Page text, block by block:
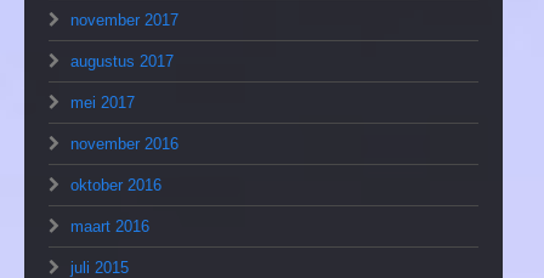
november 2017
augustus 2017
mei 2017
november 2016
oktober 2016
maart 2016
juli 2015